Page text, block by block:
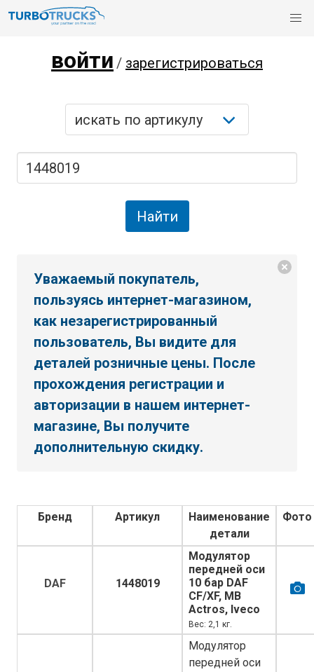
войти / зарегистрироваться
Уважаемый покупатель,
пользуясь интернет-магазином,
как незарегистрированный
пользователь, Вы видите для
деталей розничные цены. После
прохождения регистрации и
авторизации в нашем интернет-
магазине, Вы получите
дополнительную скидку.
Бренд Артикул
Наименование
детали
Фото
DAF 1448019
Модулятор
передней оси
10 бар DAF
CF/XF, MB
Actros, Iveco
Вес: 2,1 кг.
Модулятор
передней оси